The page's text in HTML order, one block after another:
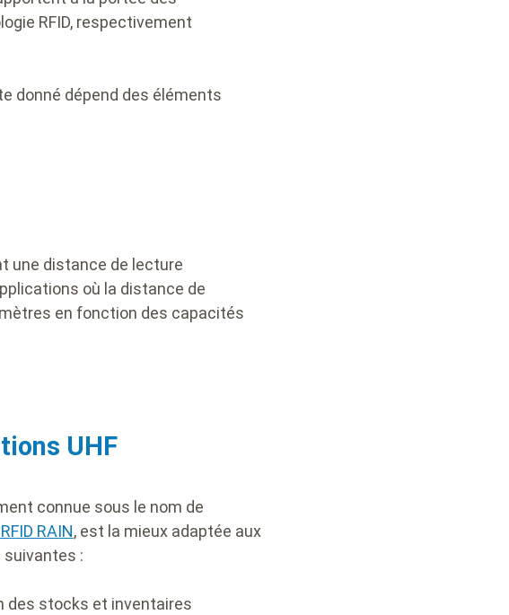
RFID, respectivement
donné dépend des éléments
une distance de lecture
où la distance de
en fonction des capacités
UHF
connue sous le nom de
RAIN, est la mieux adaptée aux
:
des stocks et inventaires